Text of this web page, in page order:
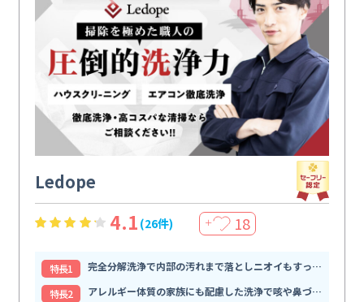
Ledope
4.1 (26件) ＋ 18
特⻑1
完全分解洗浄で内部の汚れまで落としニオイもすっきり解消
特⻑2
アレルギー体質の家族にも配慮した洗浄で咳や鼻づまりが和らぐ